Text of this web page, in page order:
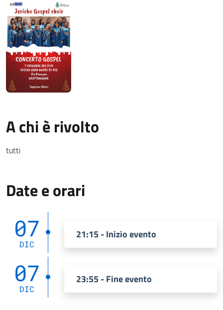
A chi è rivolto
tutti
Date e orari
07
DIC
21:15 - Inizio evento
07
DIC
23:55 - Fine evento